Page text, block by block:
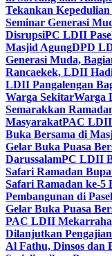
Tekankan Kepedulian
Seminar Generasi
DisrupsiPC LDII
Masjid AgungDPD
Generasi Muda,
Rancaekek, LDII
LDII Pangalengan
Warga SekitarWarga
Semarakkan
MasyarakatPAC LDII
Buka Bersama di
Gelar Buka Puasa
DarussalamPC LDII
Safari Ramadan
Safari Ramadan ke-5
Pembangunan di
Gelar Buka Puasa
PAC LDII
Dilanjutkan
Al Fathu, Dinsos dan